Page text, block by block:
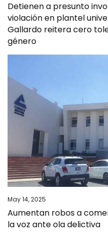
Detienen a presunto
violación en plantel
Gallardo reitera cero
género
May 14, 2025
Aumentan robos a
la voz ante ola delictiva